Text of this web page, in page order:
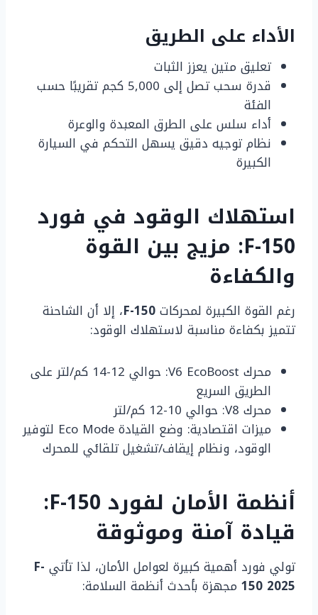
الأداء على الطريق
تعليق متين يعزز الثبات
قدرة سحب تصل إلى 5,000 كجم تقريبًا حسب
الفئة
أداء سلس على الطرق المعبدة والوعرة
نظام توجيه دقيق يسهل التحكم في السيارة
الكبيرة
استهلاك الوقود في فورد
F-150: مزيج بين القوة
والكفاءة
رغم القوة الكبيرة لمحركاتF-150، إلا أن الشاحنة
تتميز بكفاءة مناسبة لاستهلاك الوقود:
محرك V6 EcoBoost: حوالي 12-14 كم/لتر على
الطريق السريع
محرك V8: حوالي 10-12 كم/لتر
ميزات اقتصادية: وضع القيادة Eco Mode لتوفير
الوقود، ونظام إيقاف/تشغيل تلقائي للمحرك
أنظمة الأمان لفورد F-150:
قيادة آمنة وموثوقة
تولي فورد أهمية كبيرة لعوامل الأمان، لذا تأتي F-
150 2025 مجهزة بأحدث أنظمة السلامة: